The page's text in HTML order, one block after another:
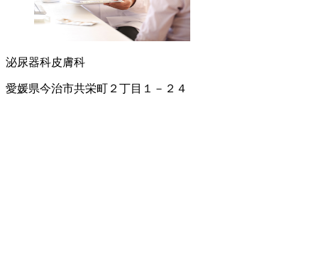
泌尿器科皮膚科
愛媛県今治市共栄町２丁目１－２４